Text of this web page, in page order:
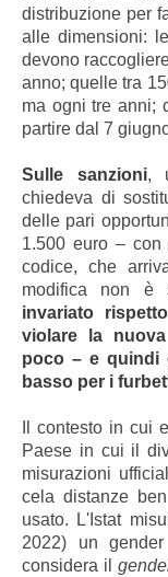
distribuzione per
alle dimensioni:
devono
anno; quelle tra
ma ogni tre anni;
partire dal 7
Sulle sanzioni,
chiedeva di
delle pari
1.500 euro –
codice, che
modifica non è
invariato
violare la
poco – e quindi
basso per i
Il contesto in cui
Paese in cui il
misurazioni
cela distanze
usato. L'Istat
2022) un
considera il